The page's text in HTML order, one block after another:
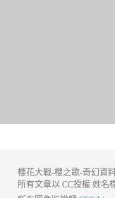
櫻花大戰-櫻之歌-奇幻資
所有文章以 CC授權 姓名